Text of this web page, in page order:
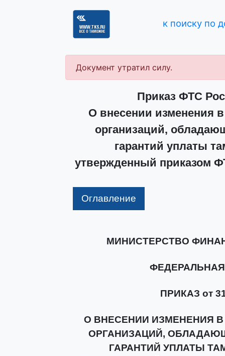
к поиску по
Документ утратил силу.
Приказ ФТС
О внесении изменения
организаций,
гарантий уплаты
утвержденный приказом
Оглавление
МИНИСТЕРСТВО
ПРИКАЗ от 31
О ВНЕСЕНИИ ИЗМЕНЕНИЯ
ОРГАНИЗАЦИЙ,
ГАРАНТИЙ УПЛАТЫ